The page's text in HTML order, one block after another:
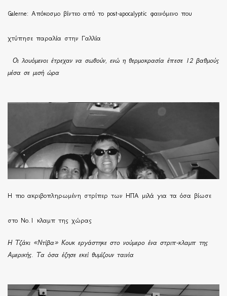
Galerne: Απόκοσμο βίντεο από το post-apocalyptic φαινόμενο που
χτύπησε παραλία στην Γαλλία
Οι λουόμενοι έτρεχαν να σωθούν, ενώ η θερμοκρασία έπεσε 12 βαθμούς
μέσα σε μισή ώρα
H πιο ακριβοπληρωμένη στρίπερ των ΗΠΑ μιλά για τα όσα βίωσε
στο Νο.1 κλαμπ της χώρας
Η Τζάκι «Ντίβα» Κουκ εργάστηκε στο νούμερο ένα στριπ-κλαμπ της
Αμερικής. Τα όσα έζησε εκεί θυμίζουν ταινία